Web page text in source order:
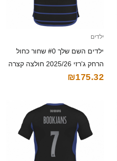
ילדים
ילדים השם שלך #0 שחור כחול
הרחק ג'רזי 2025/26 חולצה קצרה
₪175.32